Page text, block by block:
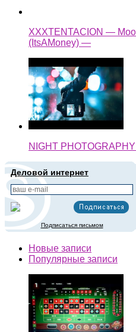
XXXTENTACION —
(ItsAMoney) —
NIGHT
Деловой интернет
Подписаться письмом
Новые записи
Популярные записи